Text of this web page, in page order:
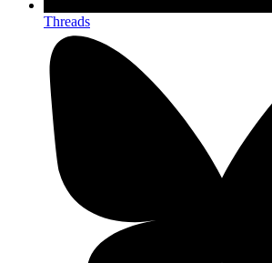
Threads